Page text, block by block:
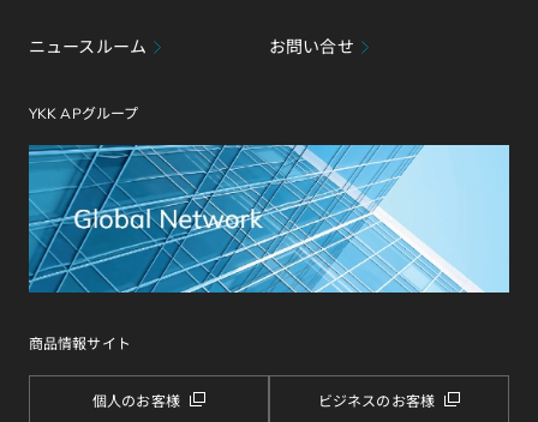
ニュースルーム お問い合せ
YKK APグループ
商品情報サイト
個人のお客様 ビジネスのお客様